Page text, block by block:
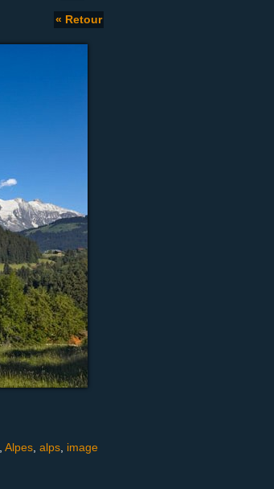
« Retour
Alpes alps image